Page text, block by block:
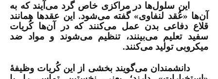
این سلول‌ها در مراکزی خاص گرد می‌آیند که به
آن‌ها «عُقد لنفاوی» گفته می‌شود. این عقدها همانند
قلاع دفاعی بدن عمل می‌کنند که در آن‌ها کُریات
سفید تعلیم می‌بینند، تنظیم می‌شوند و مواد ضد
میکروبی تولید می‌کنند.
دانشمندان می‌گویند بخشی از این کُریات وظیفۀ